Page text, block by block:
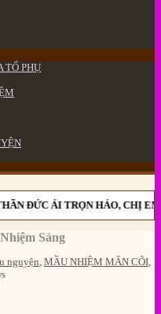
TỔ PHỤ
ĐỨC ÁI TRỌN HẢO, CHỊ EM
Sáng
nguyện MẦU NHIỆM MÂN CÔI